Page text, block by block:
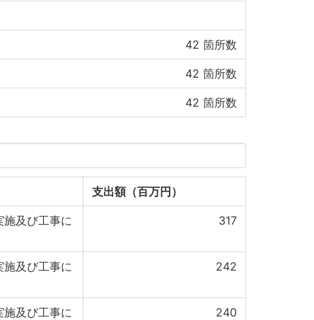
42 箇所数
42 箇所数
42 箇所数
支出額（百万円）
施及び工事に
317
施及び工事に
242
施及び工事に
240